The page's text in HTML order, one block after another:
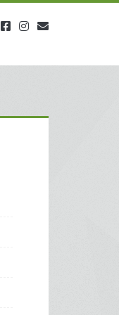
facebookinstagram